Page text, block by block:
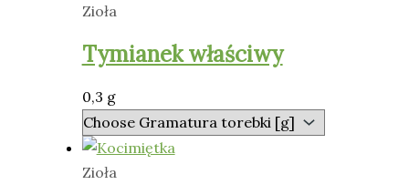
Zioła
Tymianek właściwy
0,3 g
Zioła